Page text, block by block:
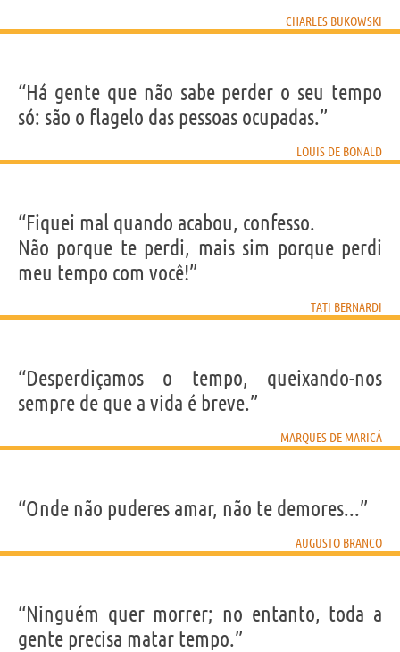
CHARLES BUKOWSKI
“Há gente que não sabe perder o seu tempo
só: são o flagelo das pessoas ocupadas.”
LOUIS DE BONALD
“Fiquei mal quando acabou, confesso.
Não porque te perdi, mais sim porque perdi
meu tempo com você!”
TATI BERNARDI
“Desperdiçamos o tempo, queixando-nos
sempre de que a vida é breve.”
MARQUES DE MARICÁ
“Onde não puderes amar, não te demores...”
AUGUSTO BRANCO
“Ninguém quer morrer; no entanto, toda a
gente precisa matar tempo.”